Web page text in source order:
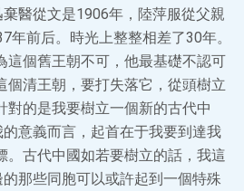
棄醫從文是1906年，陸萍服從父親
年前后。時光上整整相差了30年。
這個舊王朝不可，他最基礎不認可
個清王朝，要打失落它，從頭樹立
對的是我要樹立一個新的古代中
的意義而言，起首在于我要到達我
。古代中國如若要樹立的話，我這
的那些同胞可以或許起到一個特殊